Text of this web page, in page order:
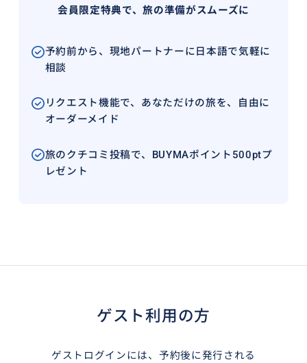
会員限定特典で、旅の準備がスムーズに
予約前から、現地パートナーに日本語で気軽に
相談
リクエスト機能で、あなただけの旅を、自由に
オーダーメイド
旅のクチコミ投稿で、BUYMAポイント500ptプ
レゼント
ゲスト利用の方
ゲストログインには、予約後に発行される